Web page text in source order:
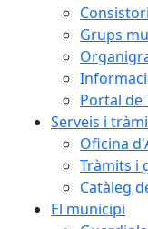
Consistori
Grups
Portal de
Serveis i
Oficina
Tràmits i
Catàleg
El municipi